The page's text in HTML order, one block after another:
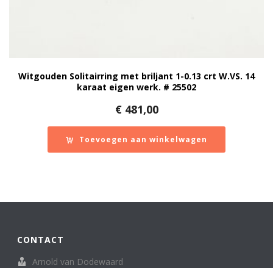
Witgouden Solitairring met briljant 1-0.13 crt W.VS. 14
karaat eigen werk. # 25502
€481,00
Toevoegen aan winkelwagen
CONTACT
Arnold van Dodewaard